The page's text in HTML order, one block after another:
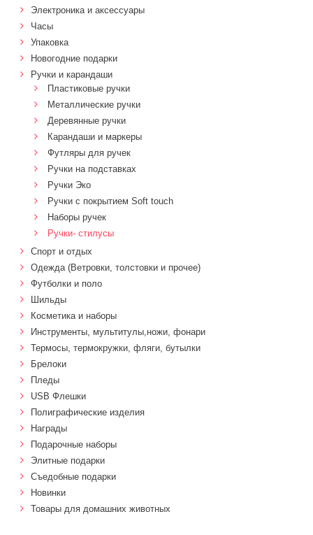
Электроника и аксессуары
Часы
Упаковка
Новогодние подарки
Ручки и карандаши
Пластиковые ручки
Металлические ручки
Деревянные ручки
Карандаши и маркеры
Футляры для ручек
Ручки на подставках
Ручки Эко
Ручки с покрытием Soft touch
Наборы ручек
Ручки- стилусы
Спорт и отдых
Одежда (Ветровки, толстовки и прочее)
Футболки и поло
Шильды
Косметика и наборы
Инструменты, мультитулы,ножи, фонари
Термосы, термокружки, фляги, бутылки
Брелоки
Пледы
USB Флешки
Полиграфические изделия
Награды
Подарочные наборы
Элитные подарки
Cъедобные подарки
Новинки
Товары для домашних животных